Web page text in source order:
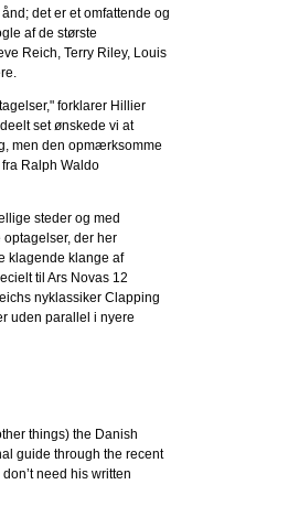
det er et omfattende og
af de største
Reich, Terry Riley, Louis
forklarer Hillier
set ønskede vi at
men den opmærksomme
Ralph Waldo
steder og med
der her
klagende klange af
til Ars Novas 12
nyklassiker Clapping
uden parallel i nyere
things) the Danish
guide through the recent
need his written